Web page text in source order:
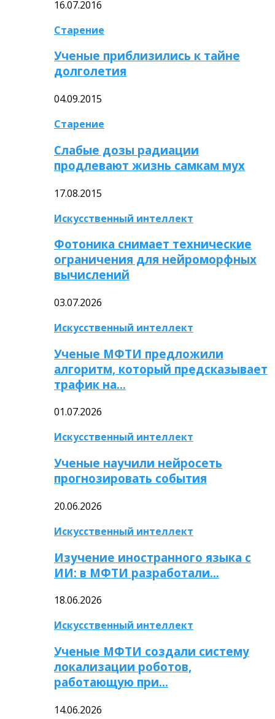
16.07.2016
Старение
Ученые приблизились к тайне
долголетия
04.09.2015
Старение
Слабые дозы радиации
продлевают жизнь самкам мух
17.08.2015
Искусственный интеллект
Фотоника снимает технические
ограничения для нейроморфных
вычислений
03.07.2026
Искусственный интеллект
Ученые МФТИ предложили
алгоритм, который предсказывает
трафик на…
01.07.2026
Искусственный интеллект
Ученые научили нейросеть
прогнозировать события
20.06.2026
Искусственный интеллект
Изучение иностранного языка с
ИИ: в МФТИ разработали…
18.06.2026
Искусственный интеллект
Ученые МФТИ создали систему
локализации роботов,
работающую при…
14.06.2026